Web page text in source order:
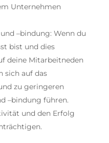
Unternehmen
–bindung: Wenn du
bist und dies
deine Mitarbeitneden
sich auf das
zu geringeren
–bindung führen.
und den Erfolg